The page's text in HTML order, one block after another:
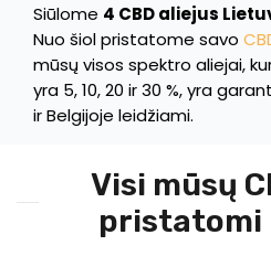
Siūlome 4 CBD aliejus
Nuo šiol pristatome savo
mūsų visos spektro aliejai,
yra 5, 10, 20 ir 30 %, yra
ir Belgijoje leidžiami.
Visi mūsų
pristatomi